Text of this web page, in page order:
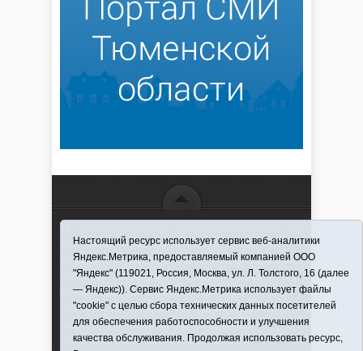
использовании материалов ссылка обязательна
Информационная лента выходит при финансовой
поддержке правительства Тюменской области
Регистрационный номер СМИ ЭЛ № ФС 77-66066
от 10.06. 2016 г. выдано Федеральной службой по
надзору в сфере связи, информационных
технологий и массовых коммуникаций.
Настоящий ресурс использует сервис веб-аналитики
Яндекс.Метрика, предоставляемый компанией ООО
"Яндекс" (119021, Россия, Москва, ул. Л. Толстого, 16 (далее
— Яндекс)). Сервис Яндекс.Метрика использует файлы
"cookie" с целью сбора технических данных посетителей
для обеспечения работоспособности и улучшения
качества обслуживания. Продолжая использовать ресурс,